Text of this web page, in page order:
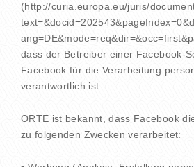
(http://curia.europa.eu/juris/
dass der Betreiber einer Facebook-
Facebook für die Verarbeitung
verantwortlich ist.
ORTE ist bekannt, dass Facebook
zu folgenden Zwecken verarbeitet: